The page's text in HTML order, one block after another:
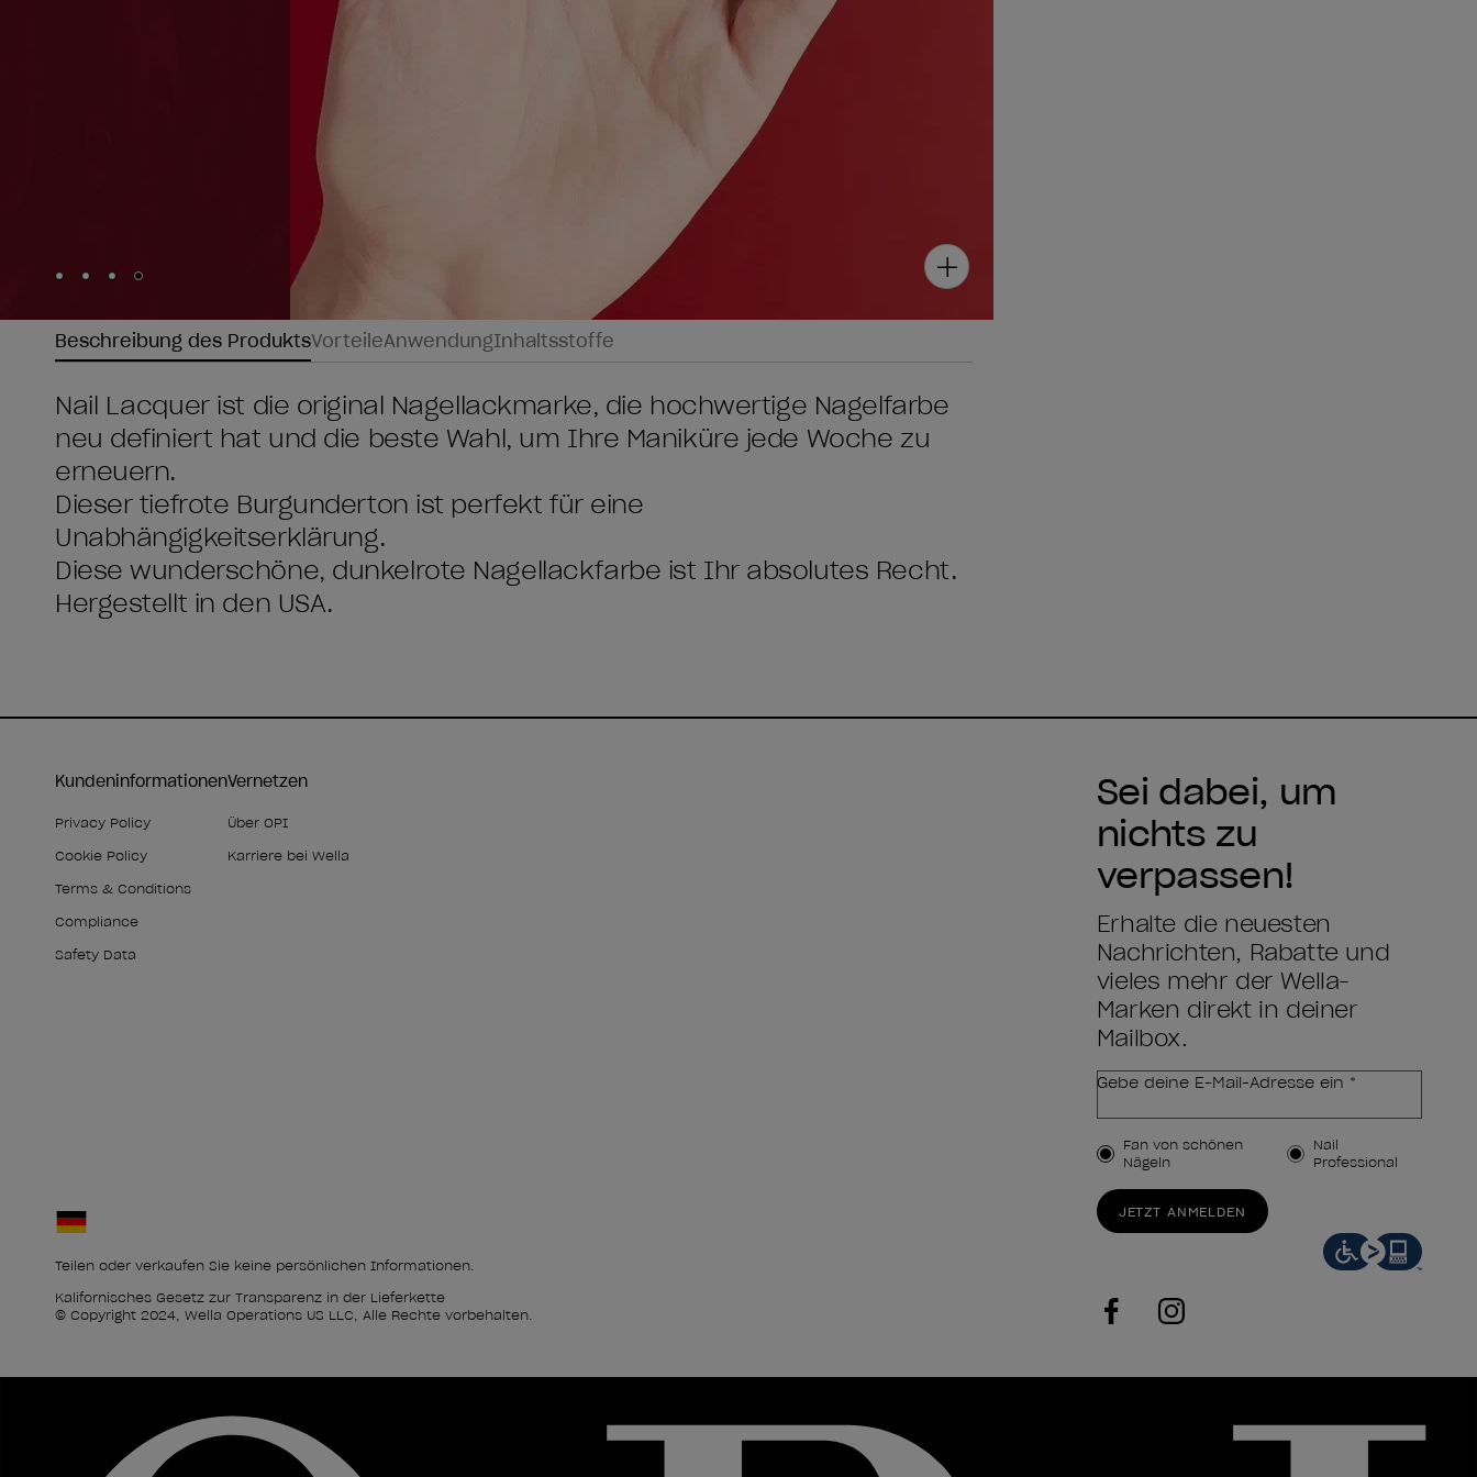
Skip to slide
Skip to slide
Skip to slide
Skip to slide
Beschreibung des ProduktsVorteileAnwendungInhaltsstoffe
Nail Lacquer ist die original Nagellackmarke, die hochwertige Nagelfarbe
neu definiert hat und die beste Wahl, um Ihre Maniküre jede Woche zu
erneuern.
Dieser tiefrote Burgunderton ist perfekt für eine
Unabhängigkeitserklärung.
Diese wunderschöne, dunkelrote Nagellackfarbe ist Ihr absolutes Recht.
Hergestellt in den USA.
Kundeninformationen
Privacy Policy
Cookie Policy
Terms & Conditions
Compliance
Safety Data
Vernetzen
Über OPI
Karriere bei Wella
Teilen oder verkaufen Sie keine persönlichen Informationen.
Kalifornisches Gesetz zur Transparenz in der Lieferkette
© Copyright 2024, Wella Operations US LLC, Alle Rechte vorbehalten.
Sei dabei, um
nichts zu
verpassen!
Erhalte die neuesten
Nachrichten, Rabatte und
vieles mehr der Wella-
Marken direkt in deiner
Mailbox.
Gebe deine E-Mail-Adresse ein *
Kundenart
Fan von schönen
Nägeln
Nail
Professional
JETZT ANMELDEN